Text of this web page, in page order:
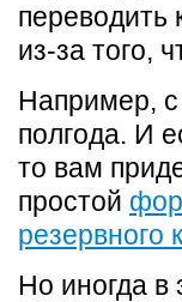
переводить
из-за того,
Например,
полгода. И
то вам
простой
резервного
Но иногда в